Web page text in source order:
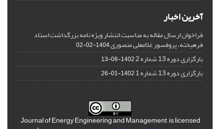
آخرین اخبار
فراخوان ارسال مقاله به مناسبت انتشار ویژه نامه بزرگداشت استاد
فرهیخته، پروفسور غلامعلی منصوری1404-02-02
بارگزاری دوره 13 شماره 2 1402-08-13
بارگزاری دوره 13 شماره 1 1402-01-26
Journal of Energy Engineering and Management is licensed